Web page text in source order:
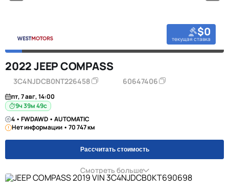
$0
текущая ставка
2022 JEEP COMPASS
3C4NJDCB0NT226458 60647406
пт, 7 авг, 14:00
9ч 39м 48с
4 • FWDAWD • AUTOMATIC
Нет информации • 70 747 км
Рассчитать стоимость
Смотреть больше